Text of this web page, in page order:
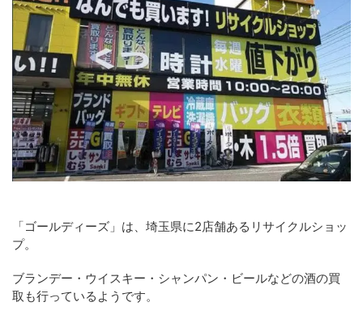
「ゴールディーズ」は、埼玉県に2店舗あるリサイクルショッ
プ。
ブランデー・ウイスキー・シャンパン・ビールなどの酒の買
取も行っているようです。